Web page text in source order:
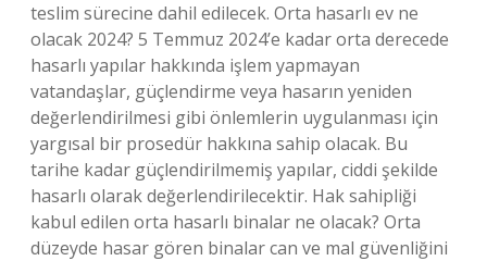
teslim sürecine dahil edilecek. Orta hasarlı ev ne
olacak 2024? 5 Temmuz 2024’e kadar orta derecede
hasarlı yapılar hakkında işlem yapmayan
vatandaşlar, güçlendirme veya hasarın yeniden
değerlendirilmesi gibi önlemlerin uygulanması için
yargısal bir prosedür hakkına sahip olacak. Bu
tarihe kadar güçlendirilmemiş yapılar, ciddi şekilde
hasarlı olarak değerlendirilecektir. Hak sahipliği
kabul edilen orta hasarlı binalar ne olacak? Orta
düzeyde hasar gören binalar can ve mal güvenliğini